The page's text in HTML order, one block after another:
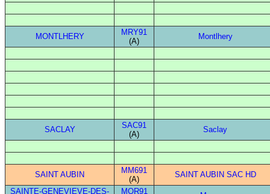
MONTLHERY
MRY91
(A)
Montlhery
SACLAY
SAC91
(A)
Saclay
SAINT AUBIN
MM691
(A)
SAINT AUBIN SAC HD
SAINTE-GENEVIEVE-DES-
MOR91